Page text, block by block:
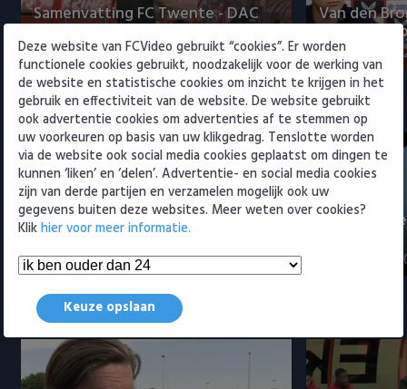
Samenvatting FC Twente - DAC
1904 6-0
6 augustus 2026 22:59
Van den
bij Twente
5 augustus
Cambuur Leeuwarden
SC Cambuur maakt documentaire
over opleiden van talenten
30 augustus 2023 12:44
Het 4-
1 juni 2016
Almere City
Deze website van FCVideo gebruikt “cookies”. Er worden
functionele cookies gebruikt, noodzakelijk voor de werking van
de website en statistische cookies om inzicht te krijgen in het
gebruik en effectiviteit van de website. De website gebruikt
ook advertentie cookies om advertenties af te stemmen op
uw voorkeuren op basis van uw klikgedrag. Tenslotte worden
via de website ook social media cookies geplaatst om dingen te
kunnen ‘liken’ en ‘delen’. Advertentie- en social media cookies
zijn van derde partijen en verzamelen mogelijk ook uw
gegevens buiten deze websites. Meer weten over cookies?
Klikhier voor meer informatie.
Keuze opslaan